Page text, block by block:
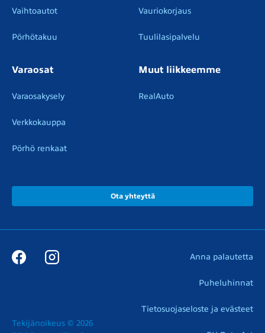
Vaihtoautot
Pörhötakuu
Vauriokorjaus
Tuulilasipalvelu
Varaosat
Varaosakysely
Verkkokauppa
Pörhö renkaat
Muut liikkeemme
RealAuto
Ota yhteyttä
Tekijänoikeus © 2026
Anna palautetta
Puheluhinnat
Tietosuojaseloste ja evästeet